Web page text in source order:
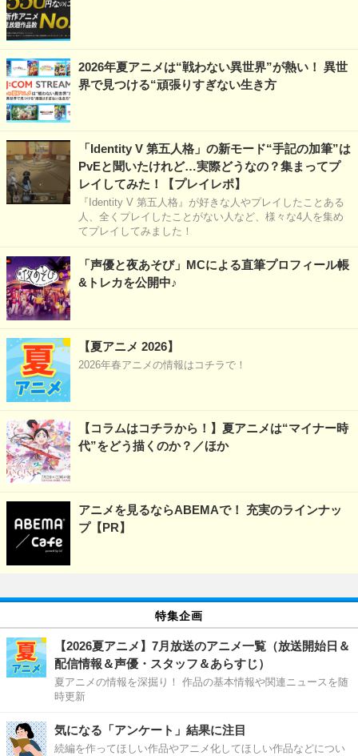
2026年夏アニメは“戦わない異世界”が熱い！ 異世
界で見つける“頑張りすぎない生き方
「Identity V 第五人格」の新モード“手記の加筆”は
PvEと聞いたけれど…実際どうなの？集まってプ
レイしてみた！【プレイレポ】
『Identity V 第五人格』が好きな人やプレイしたことある
人、全くプレイしたことがない人など、様々な4人を集め
てプレイしてみました！
「声優と夜あそび」MCによる直筆プロフィール帳
&トレカを公開中♪
【夏アニメ 2026】
2026年春アニメの情報はコチラで！
【コラムはコチラから！】夏アニメは“マイナー時
代”をどう描くのか？／ほか
アニメを見るならABEMAで！ 充実のラインナッ
プ【PR】
特集企画
【2026夏アニメ】7月放送のアニメ一覧（放送開始日＆
配信情報＆声優・スタッフ＆あらすじ）
夏アニメの情報を深掘り！ 作品の基本情報や関連ニュースを随
時更新
気になる「アンケート」結果に注目
続編を作ってほしい作品やアニメ化してほしい作品などについ